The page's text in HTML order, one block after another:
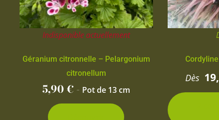
Indisponible actuellement
Géranium citronnelle – Pelargonium
citronellum
5,90€ - Pot de 13 cm
Dès